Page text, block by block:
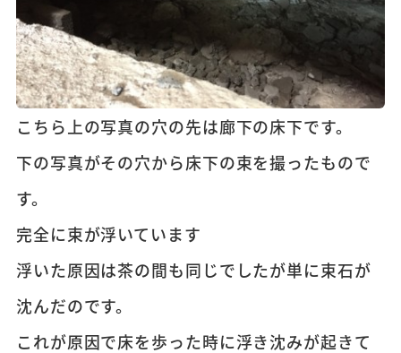
こちら上の写真の穴の先は廊下の床下です。
下の写真がその穴から床下の束を撮ったもので
す。
完全に束が浮いています
浮いた原因は茶の間も同じでしたが単に束石が
沈んだのです。
これが原因で床を歩った時に浮き沈みが起きて